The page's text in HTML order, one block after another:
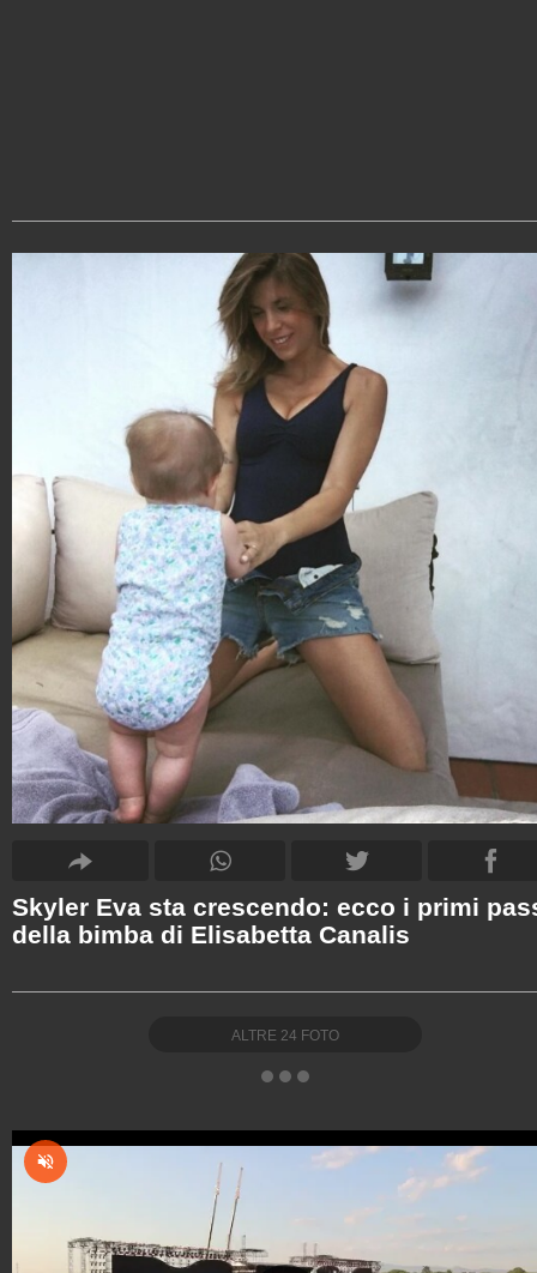
Skyler Eva sta crescendo: ecco i primi
della bimba di Elisabetta Canalis
ALTRE 24 FOTO